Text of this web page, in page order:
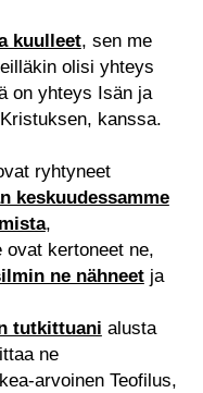
kuulleet, sen me
olisi yhteys
on yhteys Isän ja
kanssa.
ryhtyneet
keskuudessamme
,
kertoneet ne,
ne nähneetja
tutkittuani alusta
ne
arvoinen Teofilus,